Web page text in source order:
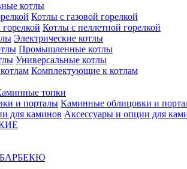
котлы
Котлы с газовой горелкой
Котлы с пеллетной горелкой
Электрические котлы
Промышленные котлы
Универсальные котлы
Комплектующие к котлам
топки
Каминные облицовки и
Аксессуары и опции для